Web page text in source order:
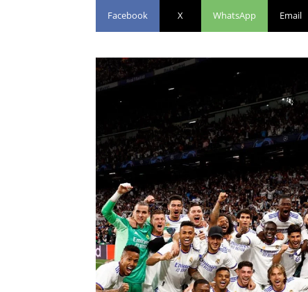
Facebook X WhatsApp Email